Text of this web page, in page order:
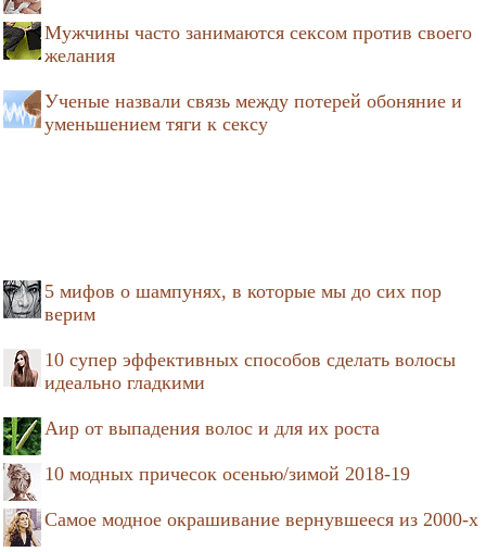
Мужчины часто занимаются сексом против своего
желания
Ученые назвали связь между потерей обоняние и
уменьшением тяги к сексу
5 мифов о шампунях, в которые мы до сих пор
верим
10 супер эффективных способов сделать волосы
идеально гладкими
Аир от выпадения волос и для их роста
10 модных причесок осенью/зимой 2018-19
Самое модное окрашивание вернувшееся из 2000-х